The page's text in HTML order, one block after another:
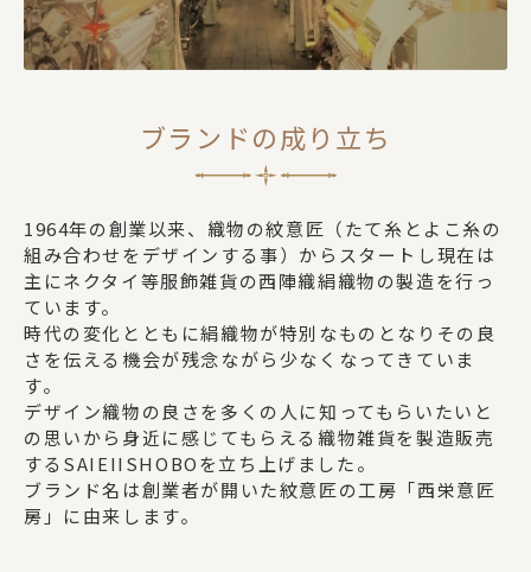
ブランドの成り立ち
1964年の創業以来、織物の紋意匠（たて糸とよこ糸の
組み合わせをデザインする事）からスタートし現在は
主にネクタイ等服飾雑貨の西陣織絹織物の製造を行っ
ています。
時代の変化とともに絹織物が特別なものとなりその良
さを伝える機会が残念ながら少なくなってきていま
す。
デザイン織物の良さを多くの人に知ってもらいたいと
の思いから身近に感じてもらえる織物雑貨を製造販売
するSAIEIISHOBOを立ち上げました。
ブランド名は創業者が開いた紋意匠の工房「西栄意匠
房」に由来します。